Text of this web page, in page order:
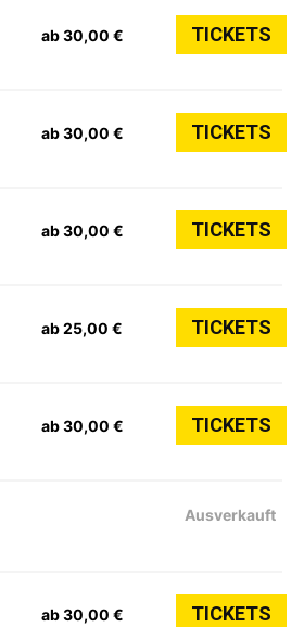
ab 30,00 € TICKETS
ab 30,00 € TICKETS
ab 30,00 € TICKETS
ab 25,00 € TICKETS
ab 30,00 € TICKETS
Ausverkauft
ab 30,00 € TICKETS